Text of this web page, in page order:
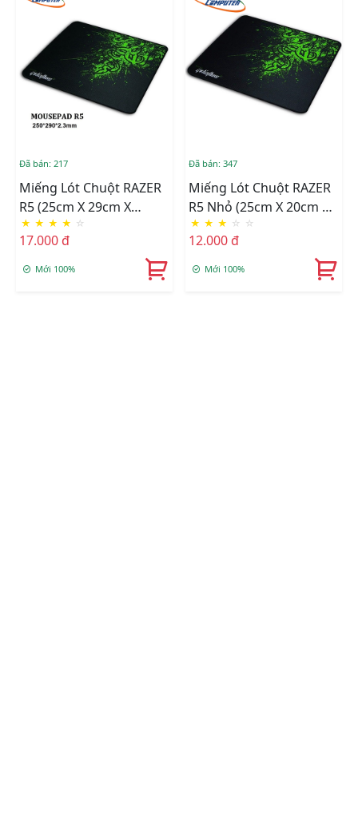
Đã bán: 217
Miếng Lót Chuột RAZER
R5 (25cm X 29cm X
2.3mm)
★ ★ ★ ★ ☆
17.000 đ
Mới 100%
Đã bán: 347
Miếng Lót Chuột RAZER
R5 Nhỏ (25cm X 20cm X
2mm)
★ ★ ★ ☆ ☆
12.000 đ
Mới 100%